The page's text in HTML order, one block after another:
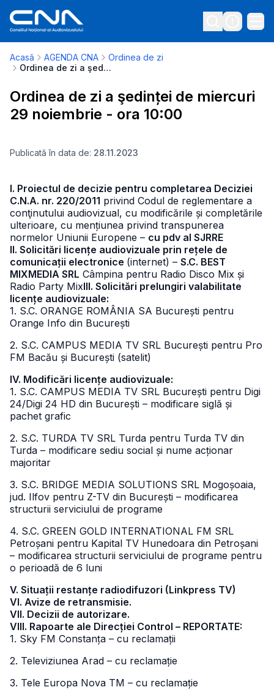
Acasă AGENDA CNA
Ordinea de zi
Ordinea de zi a şedinței de miercuri 29 noiembrie - ora 10:00
Ordinea de zi a şedinței de miercuri
29 noiembrie - ora 10:00
Publicată în data de: 28.11.2023
I. Proiectul de decizie pentru completarea Deciziei
C.N.A. nr. 220/2011 privind Codul de reglementare a
conţinutului audiovizual, cu modificările și completările
ulterioare, cu mențiunea privind transpunerea
normelor Uniunii Europene – cu pdv al SJRRE
II. Solicitări licențe audiovizuale prin rețele de
comunicații electronice (internet) – S.C. BEST
MIXMEDIA SRL Câmpina pentru Radio Disco Mix și
Radio Party MixIII. Solicitări prelungiri valabilitate
licențe audiovizuale:
1. S.C. ORANGE ROMÂNIA SA București pentru
Orange Info din București
2. S.C. CAMPUS MEDIA TV SRL București pentru Pro
FM Bacău și București (satelit)
IV. Modificări licențe audiovizuale:
1. S.C. CAMPUS MEDIA TV SRL București pentru Digi
24/Digi 24 HD din București – modificare siglă și
pachet grafic
2. S.C. TURDA TV SRL Turda pentru Turda TV din
Turda – modificare sediu social și nume acționar
majoritar
3. S.C. BRIDGE MEDIA SOLUTIONS SRL Mogoșoaia,
jud. Ilfov pentru Z-TV din București – modificarea
structurii serviciului de programe
4. S.C. GREEN GOLD INTERNATIONAL FM SRL
Petroșani pentru Kapital TV Hunedoara din Petroșani
– modificarea structurii serviciului de programe pentru
o perioadă de 6 luni
V. Situații restanțe radiodifuzori (Linkpress TV)
VI. Avize de retransmisie.
VII. Decizii de autorizare.
VIII. Rapoarte ale Direcției Control – REPORTATE:
1. Sky FM Constanța – cu reclamații
2. Televiziunea Arad – cu reclamație
3. Tele Europa Nova TM – cu reclamație